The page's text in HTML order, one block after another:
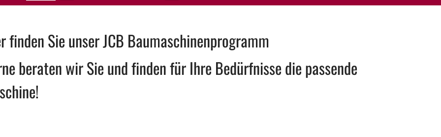
finden Sie unser JCB Baumaschinenprogramm
beraten wir Sie und finden für Ihre Bedürfnisse die passende